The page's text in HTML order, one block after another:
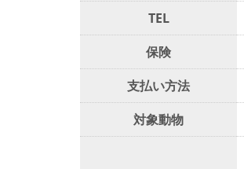
TEL
保険
支払い方法
対象動物